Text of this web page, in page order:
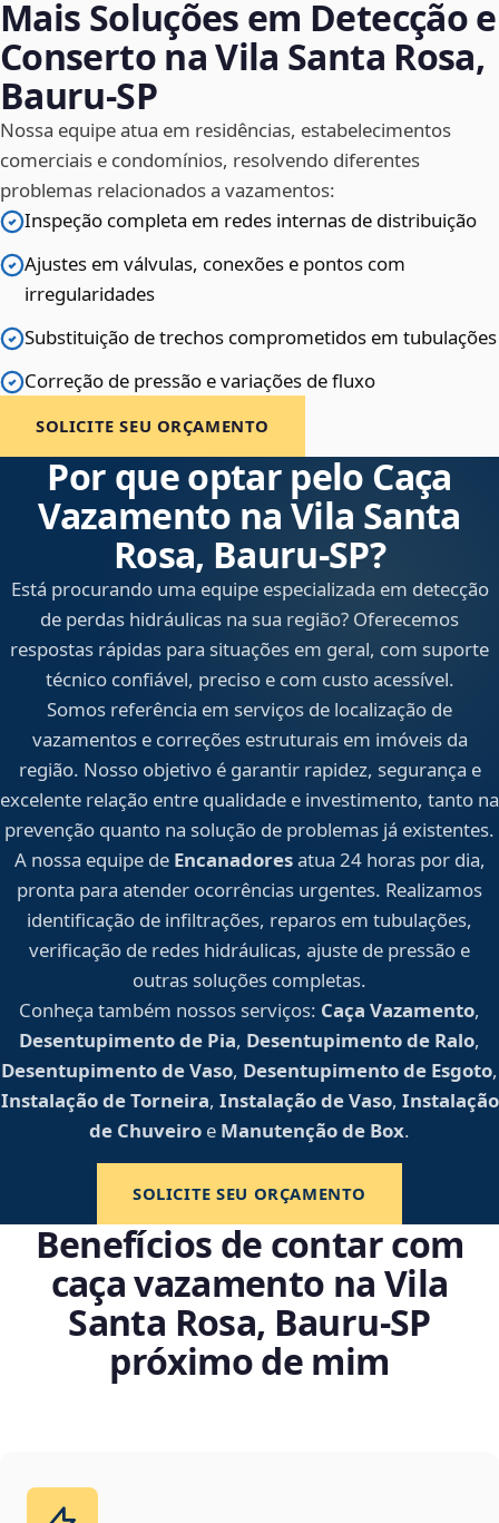
Mais Soluções em Detecção e
Conserto na Vila Santa Rosa,
Bauru‑SP
Nossa equipe atua em residências, estabelecimentos
comerciais e condomínios, resolvendo diferentes
problemas relacionados a vazamentos:
Inspeção completa em redes internas de distribuição
Ajustes em válvulas, conexões e pontos com
irregularidades
Substituição de trechos comprometidos em tubulações
Correção de pressão e variações de fluxo
SOLICITE SEU ORÇAMENTO
Por que optar pelo Caça
Vazamento na Vila Santa
Rosa, Bauru‑SP?
Está procurando uma equipe especializada em detecção
de perdas hidráulicas na sua região? Oferecemos
respostas rápidas para situações em geral, com suporte
técnico confiável, preciso e com custo acessível.
Somos referência em serviços de localização de
vazamentos e correções estruturais em imóveis da
região. Nosso objetivo é garantir rapidez, segurança e
excelente relação entre qualidade e investimento, tanto na
prevenção quanto na solução de problemas já existentes.
A nossa equipe de Encanadoresatua 24 horas por dia,
pronta para atender ocorrências urgentes. Realizamos
identificação de infiltrações, reparos em tubulações,
verificação de redes hidráulicas, ajuste de pressão e
outras soluções completas.
Conheça também nossos serviços: Caça Vazamento,
Desentupimento de Pia, Desentupimento de Ralo,
Desentupimento de Vaso, Desentupimento de Esgoto,
Instalação de Torneira, Instalação de Vaso, Instalação
de Chuveiro e Manutenção de Box.
SOLICITE SEU ORÇAMENTO
Benefícios de contar com
caça vazamento na Vila
Santa Rosa, Bauru‑SP
próximo de mim